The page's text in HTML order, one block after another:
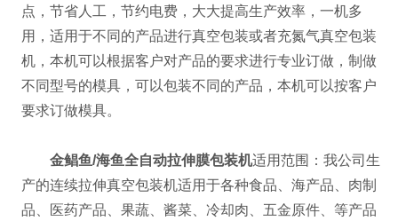
点，节省人工，节约电费，大大提高生产效率，一机多
用，适用于不同的产品进行真空包装或者充氮气真空包装
机，本机可以根据客户对产品的要求进行专业订做，制做
不同型号的模具，可以包装不同的产品，本机可以按客户
要求订做模具。
金鲳鱼/海鱼全自动拉伸膜包装机适用范围：我公司生
产的连续拉伸真空包装机适用于各种食品、海产品、肉制
品、医药产品、果蔬、酱菜、冷却肉、五金原件、等产品